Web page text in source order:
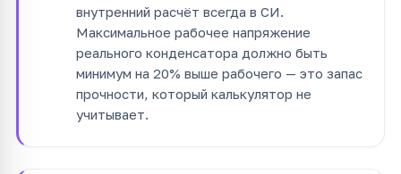
внутренний расчёт всегда в СИ.
Максимальное рабочее напряжение
реального конденсатора должно быть
минимум на 20% выше рабочего — это запас
прочности, который калькулятор не
учитывает.